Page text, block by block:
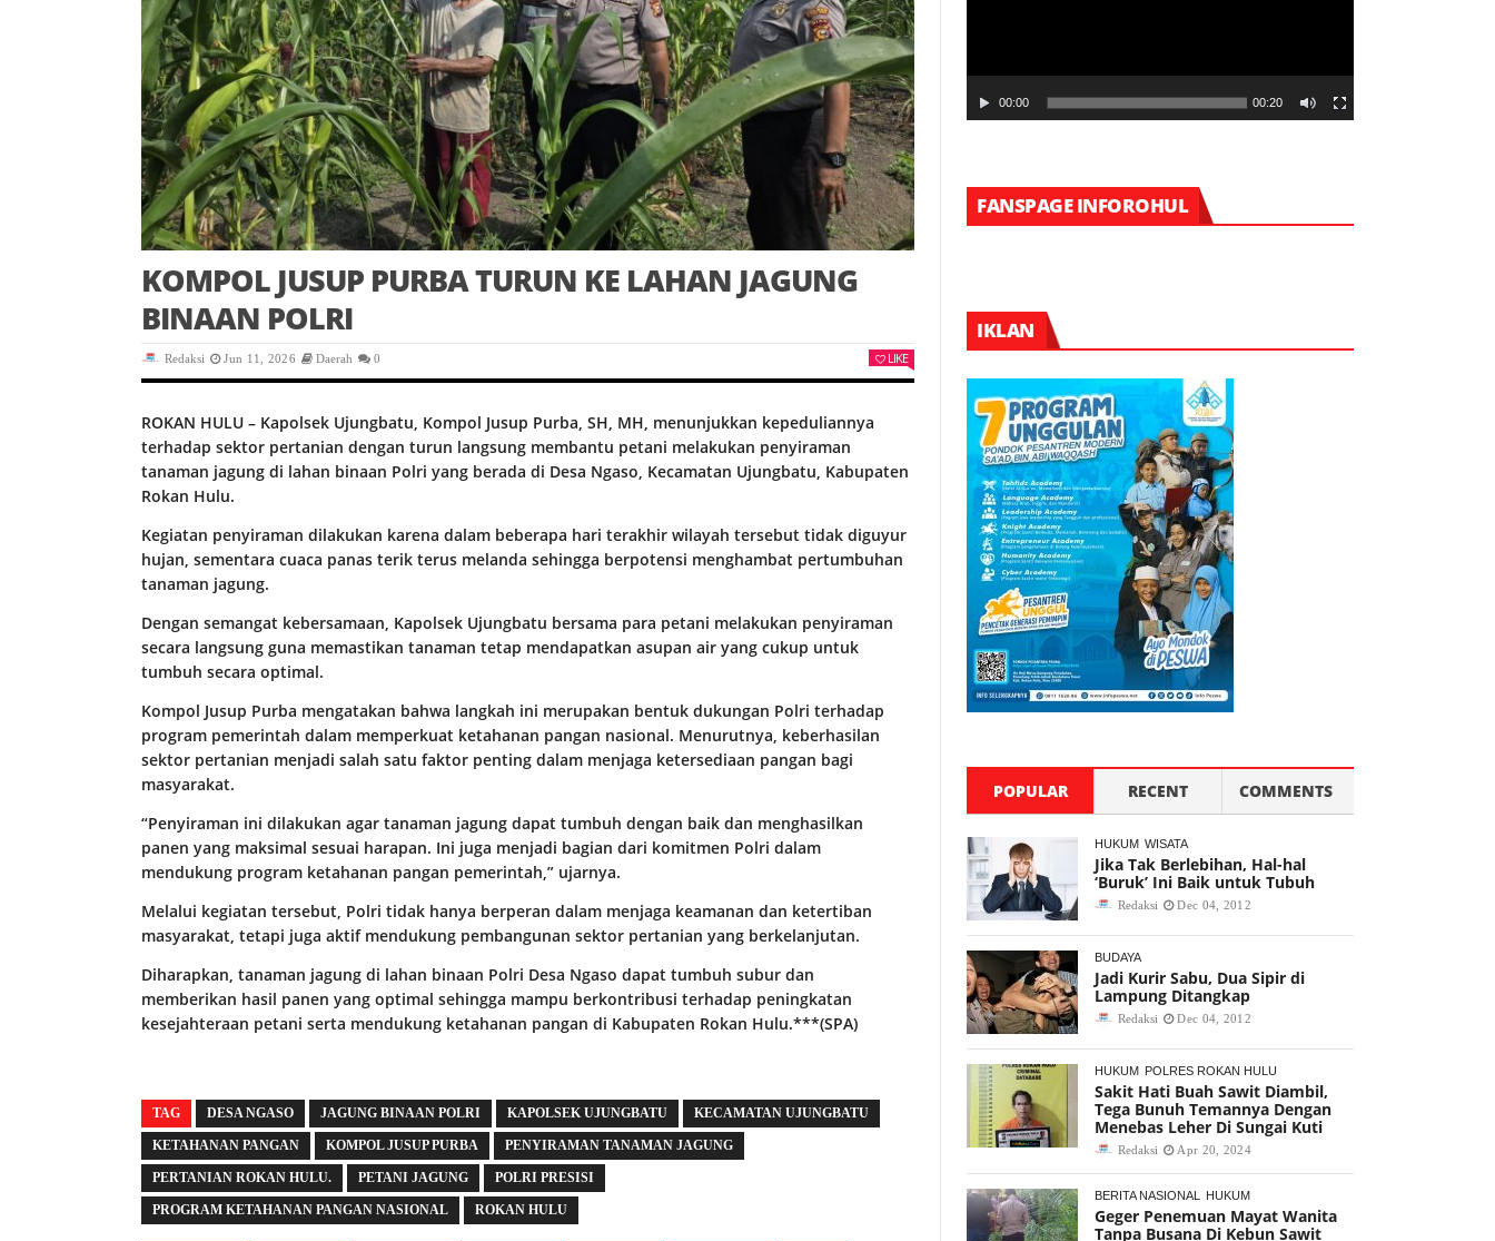
KOMPOL JUSUP PURBA TURUN KE LAHAN JAGUNG
BINAAN POLRI
Redaksi Jun 11, 2026 Daerah 0 LIKE
ROKAN HULU – Kapolsek Ujungbatu, Kompol Jusup Purba, SH, MH, menunjukkan kepeduliannya
terhadap sektor pertanian dengan turun langsung membantu petani melakukan penyiraman
tanaman jagung di lahan binaan Polri yang berada di Desa Ngaso, Kecamatan Ujungbatu, Kabupaten
Rokan Hulu.
Kegiatan penyiraman dilakukan karena dalam beberapa hari terakhir wilayah tersebut tidak diguyur
hujan, sementara cuaca panas terik terus melanda sehingga berpotensi menghambat pertumbuhan
tanaman jagung.
Dengan semangat kebersamaan, Kapolsek Ujungbatu bersama para petani melakukan penyiraman
secara langsung guna memastikan tanaman tetap mendapatkan asupan air yang cukup untuk
tumbuh secara optimal.
Kompol Jusup Purba mengatakan bahwa langkah ini merupakan bentuk dukungan Polri terhadap
program pemerintah dalam memperkuat ketahanan pangan nasional. Menurutnya, keberhasilan
sektor pertanian menjadi salah satu faktor penting dalam menjaga ketersediaan pangan bagi
masyarakat.
“Penyiraman ini dilakukan agar tanaman jagung dapat tumbuh dengan baik dan menghasilkan
panen yang maksimal sesuai harapan. Ini juga menjadi bagian dari komitmen Polri dalam
mendukung program ketahanan pangan pemerintah,” ujarnya.
Melalui kegiatan tersebut, Polri tidak hanya berperan dalam menjaga keamanan dan ketertiban
masyarakat, tetapi juga aktif mendukung pembangunan sektor pertanian yang berkelanjutan.
Diharapkan, tanaman jagung di lahan binaan Polri Desa Ngaso dapat tumbuh subur dan
memberikan hasil panen yang optimal sehingga mampu berkontribusi terhadap peningkatan
kesejahteraan petani serta mendukung ketahanan pangan di Kabupaten Rokan Hulu.***(SPA)
TAG DESA NGASO JAGUNG BINAAN POLRI KAPOLSEK UJUNGBATU KECAMATAN UJUNGBATU
KETAHANAN PANGAN KOMPOL JUSUP PURBA PENYIRAMAN TANAMAN JAGUNG
PERTANIAN ROKAN HULU. PETANI JAGUNG POLRI PRESISI
PROGRAM KETAHANAN PANGAN NASIONAL ROKAN HULU
00:00 00:20
FANSPAGE INFOROHUL
IKLAN
POPULAR RECENT COMMENTS
HUKUM WISATA
Jika Tak Berlebihan, Hal-hal
‘Buruk’ Ini Baik untuk Tubuh
Redaksi Dec 04, 2012
BUDAYA
Jadi Kurir Sabu, Dua Sipir di
Lampung Ditangkap
Redaksi Dec 04, 2012
HUKUM POLRES ROKAN HULU
Sakit Hati Buah Sawit Diambil,
Tega Bunuh Temannya Dengan
Menebas Leher Di Sungai Kuti
Redaksi Apr 20, 2024
BERITA NASIONAL HUKUM
Geger Penemuan Mayat Wanita
Tanpa Busana Di Kebun Sawit